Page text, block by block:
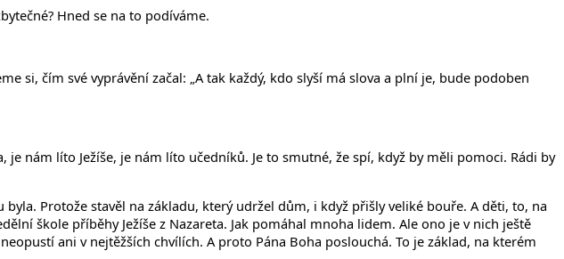
Hned se na to podíváme.
si, čím své vyprávění začal: „A tak každý, kdo slyší má slova a plní je, bude podoben
nám líto Ježíše, je nám líto učedníků. Je to smutné, že spí, když by měli pomoci. Rádi by
Protože stavěl na základu, který udržel dům, i když přišly veliké bouře. A děti, to, na
škole příběhy Ježíše z Nazareta. Jak pomáhal mnoha lidem. Ale ono je v nich ještě
ani v nejtěžších chvílích. A proto Pána Boha poslouchá. To je základ, na kterém